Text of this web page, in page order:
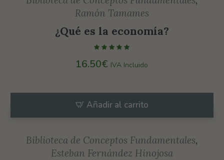
Ramón Tamames
¿Qué es la economía?
16.50€ IVA Incluido
Añadir al carrito
Biblioteca de Conceptos Fundamentales,
Esteban Fernández Hinojosa